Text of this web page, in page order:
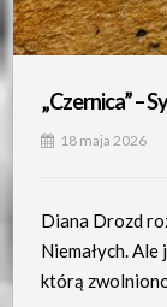
„Czernica” –
18 maja 2026
Diana Drozd
Niemałych.
którą zwolniono